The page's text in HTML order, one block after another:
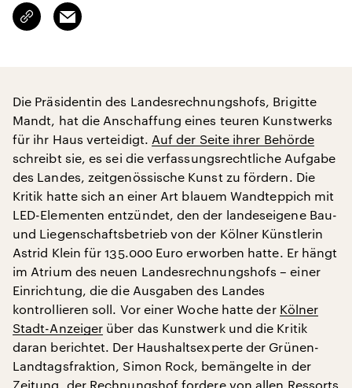
Link
kopieren/teilen
Email
Die Präsidentin des Landesrechnungshofs, Brigitte
Mandt, hat die Anschaffung eines teuren Kunstwerks
für ihr Haus verteidigt. Auf der Seite ihrer Behörde
schreibt sie, es sei die verfassungsrechtliche Aufgabe
des Landes, zeitgenössische Kunst zu fördern. Die
Kritik hatte sich an einer Art blauem Wandteppich mit
LED-Elementen entzündet, den der landeseigene Bau-
und Liegenschaftsbetrieb von der Kölner Künstlerin
Astrid Klein für 135.000 Euro erworben hatte. Er hängt
im Atrium des neuen Landesrechnungshofs – einer
Einrichtung, die die Ausgaben des Landes
kontrollieren soll. Vor einer Woche hatte der Kölner
Stadt-Anzeiger über das Kunstwerk und die Kritik
daran berichtet. Der Haushaltsexperte der Grünen-
Landtagsfraktion, Simon Rock, bemängelte in der
Zeitung, der Rechnungshof fordere von allen Ressorts